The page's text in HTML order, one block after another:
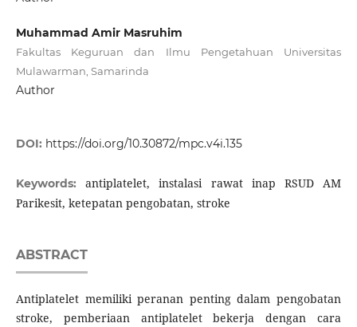
Muhammad Amir Masruhim
Fakultas Keguruan dan Ilmu Pengetahuan Universitas
Mulawarman, Samarinda
Author
DOI: https://doi.org/10.30872/mpc.v4i.135
Keywords:antiplatelet, instalasi rawat inap RSUD AM
Parikesit, ketepatan pengobatan, stroke
ABSTRACT
Antiplatelet memiliki peranan penting dalam pengobatan
stroke, pemberiaan antiplatelet bekerja dengan cara